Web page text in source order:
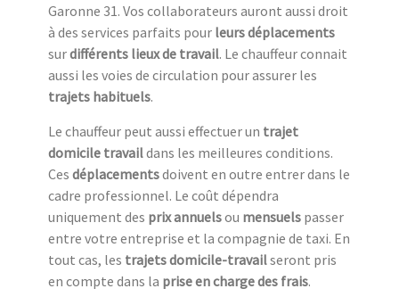
Garonne 31. Vos collaborateurs auront aussi droit
à des services parfaits pour leurs déplacements
surdifférents lieux de travail. Le chauffeur connait
aussi les voies de circulation pour assurer les
trajets habituels.
Le chauffeur peut aussi effectuer un trajet
domicile travaildans les meilleures conditions.
Ces déplacementsdoivent en outre entrer dans le
cadre professionnel. Le coût dépendra
uniquement des prix annuelsou mensuels passer
entre votre entreprise et la compagnie de taxi. En
tout cas, les trajets domicile-travailseront pris
en compte dans la prise en charge des frais.